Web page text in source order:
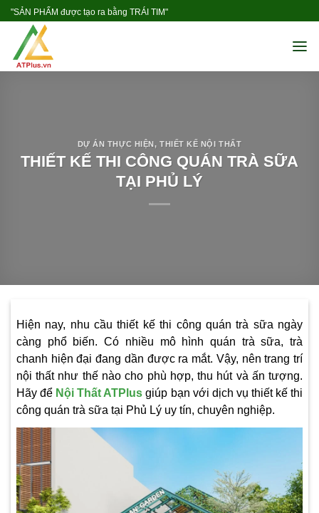
Skip
content
"SẢN PHẨM được tạo ra bằng TRÁI TIM"
DỰ ÁN THỰC HIỆN, THIẾT KẾ NỘI THẤT
THIẾT KẾ THI CÔNG QUÁN TRÀ SỮA
TẠI PHỦ LÝ
Hiện nay, nhu cầuthiết kế thi công quán trà sữa ngày
càng phổ biến. Có nhiều mô hình quán trà sữa, trà
chanh hiện đại đang dần được ra mắt. Vậy, nên trang trí
nội thất như thế nào cho phù hợp, thu hút và ấn tượng.
Hãy để Nội Thất ATPlus giúp bạn với dịch vụ thiết kế thi
công quán trà sữa tại Phủ Lý uy tín, chuyên nghiệp.